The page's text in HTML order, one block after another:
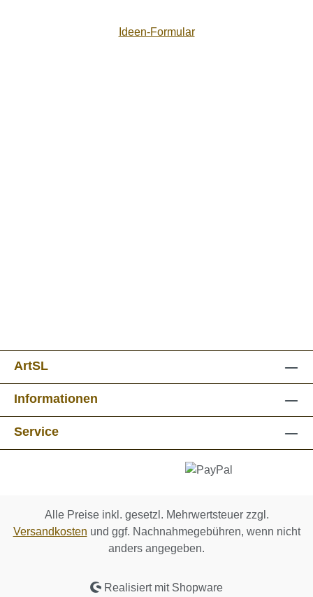
Ideen-Formular
ArtSL
Informationen
Service
Alle Preise inkl. gesetzl. Mehrwertsteuer zzgl.
Versandkosten und ggf. Nachnahmegebühren, wenn nicht
anders angegeben.
Realisiert mit Shopware